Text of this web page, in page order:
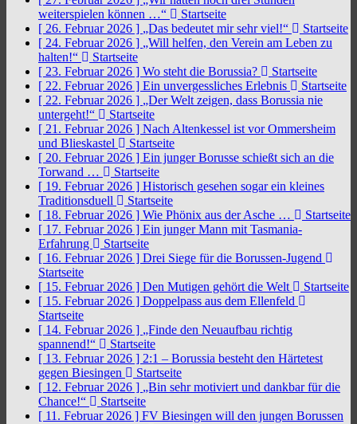
weiterspielen können …“
Startseite
[ 26. Februar 2026 ] „Das bedeutet mir sehr viel!“
Startseite
[ 24. Februar 2026 ] „Will helfen, den Verein am Leben zu
halten!“
Startseite
[ 23. Februar 2026 ] Wo steht die Borussia?
Startseite
[ 22. Februar 2026 ] Ein unvergessliches Erlebnis
Startseite
[ 22. Februar 2026 ] „Der Welt zeigen, dass Borussia nie
untergeht!“
Startseite
[ 21. Februar 2026 ] Nach Altenkessel ist vor Ommersheim
und Blieskastel
Startseite
[ 20. Februar 2026 ] Ein junger Borusse schießt sich an die
Torwand …
Startseite
[ 19. Februar 2026 ] Historisch gesehen sogar ein kleines
Traditionsduell
Startseite
[ 18. Februar 2026 ] Wie Phönix aus der Asche …
Startseite
[ 17. Februar 2026 ] Ein junger Mann mit Tasmania-
Erfahrung
Startseite
[ 16. Februar 2026 ] Drei Siege für die Borussen-Jugend
Startseite
[ 15. Februar 2026 ] Den Mutigen gehört die Welt
Startseite
[ 15. Februar 2026 ] Doppelpass aus dem Ellenfeld
Startseite
[ 14. Februar 2026 ] „Finde den Neuaufbau richtig
spannend!“
Startseite
[ 13. Februar 2026 ] 2:1 – Borussia besteht den Härtetest
gegen Biesingen
Startseite
[ 12. Februar 2026 ] „Bin sehr motiviert und dankbar für die
Chance!“
Startseite
[ 11. Februar 2026 ] FV Biesingen will den jungen Borussen